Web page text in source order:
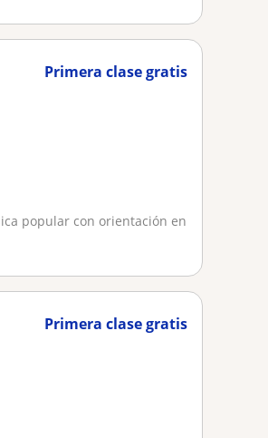
Primera clase gratis
popular con orientación en
Primera clase gratis